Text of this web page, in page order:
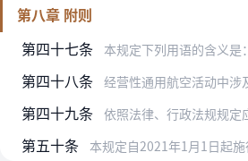
第八章 附则
第四十七条
本规定下列用语的含义是：
第四十八条 经营性通用航空活动中涉及的危险品
第四十九条 依照法律、行政法规规定应当完成运行合格审定的
第五十条 本规定自2021年1月1日起施行。交通运输部于2016年4月7日以交通运输部令2016